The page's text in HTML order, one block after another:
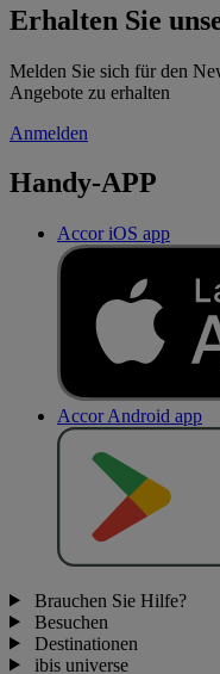
Erhalten Sie
Melden Sie sich für den
Angebote zu erhalten
Anmelden
Handy-APP
Accor iOS app
Accor Android app
Brauchen Sie Hilfe?
Besuchen
Destinationen
ibis universe